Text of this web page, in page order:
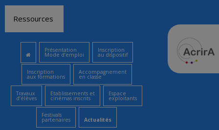
contenu
Ressources
Présentation
Mode d’emploi
Inscription
au dispositif
Inscription
aux formations
Accompagnement
en classe
Travaux
d’élèves
Etablissements et
cinémas inscrits
Espace
exploitants
Festivals
partenaires Actualités